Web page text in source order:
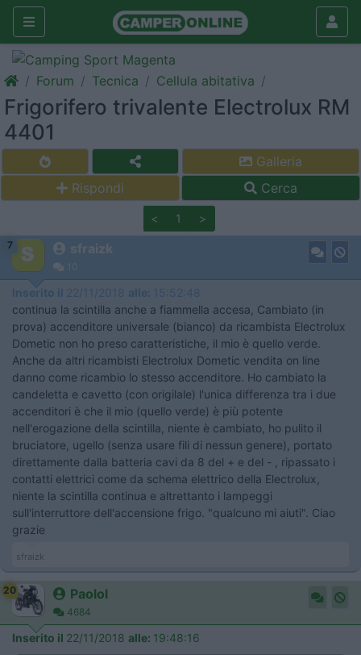
Forum Tecnica Cellula abitativa
Frigorifero trivalente Electrolux RM
4401
Galleria
Rispondi
Cerca
< 1 >
7 sfraizk
10
Inserito il 22/11/2018 alle: 15:52:48
continua la scintilla anche a fiammella accesa, Cambiato (in
prova) accenditore universale (bianco) da ricambista Electrolux
Dometic non ho preso caratteristiche, il mio è quello verde.
Anche da altri ricambisti Electrolux Dometic vendita on line
danno come ricambio lo stesso accenditore. Ho cambiato la
candeletta e cavetto (con origilale) l'unica differenza tra i due
accenditori è che il mio (quello verde) è più potente
nell'erogazione della scintilla, niente è cambiato, ho pulito il
bruciatore, ugello (senza usare fili di nessun genere), portato
direttamente dalla batteria cavi da 8 del + e del - , ripassato i
contatti elettrici come da schema elettrico della Electrolux,
niente la scintilla continua e altrettanto i lampeggi
sull'interruttore dell'accensione frigo. "qualcuno mi aiuti". Ciao
grazie
sfraizk
20 Paolol
4684
Inserito il 22/11/2018 alle: 19:48:16